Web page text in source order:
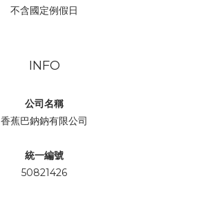
不含國定例假日
INFO
公司名稱
香蕉巴鈉鈉有限公司
統一編號
50821426